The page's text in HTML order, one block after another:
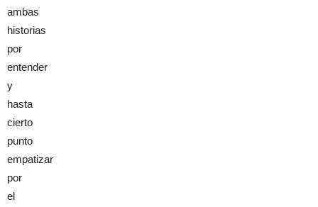
ambas
historias
por
entender
y
hasta
cierto
punto
empatizar
por
el